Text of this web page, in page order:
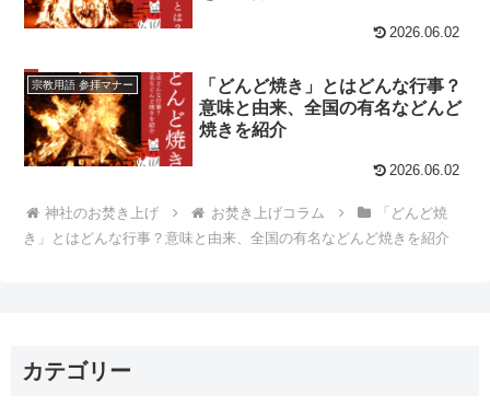
2026.06.02
宗教用語 参拝マナー
「どんど焼き」とはどんな行事？
意味と由来、全国の有名などんど
焼きを紹介
2026.06.02
神社のお焚き上げ お焚き上げコラム
「どんど焼
き」とはどんな行事？意味と由来、全国の有名などんど焼きを紹介
カテゴリー